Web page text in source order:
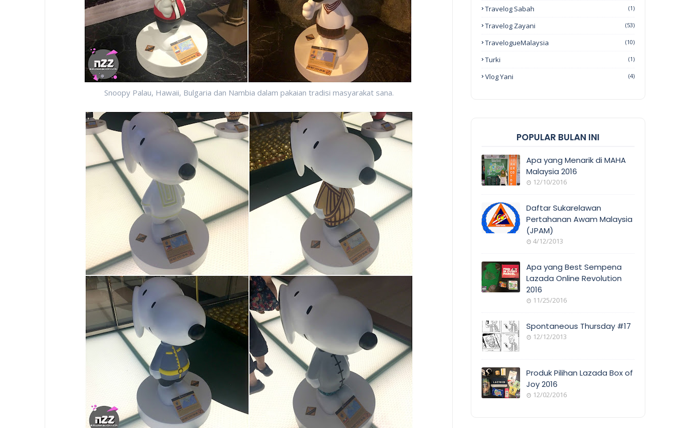
Snoopy Palau, Hawaii, Bulgaria dan Nambia dalam pakaian tradisi masyarakat sana.
Travelog Sabah (1)
Travelog Zayani (53)
TravelogueMalaysia (10)
Turki (1)
Vlog Yani (4)
POPULAR BULAN INI
COVERAGE
Apa yang Menarik di MAHA
Malaysia 2016
12/10/2016
Daftar Sukarelawan
Pertahanan Awam Malaysia
(JPAM)
4/12/2013
Apa yang Best Sempena
Lazada Online Revolution
2016
11/25/2016
E
Spontaneous Thursday #17
12/12/2013
Produk Pilihan Lazada Box of
Joy 2016
12/02/2016